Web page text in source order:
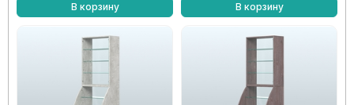
В корзину
В корзину